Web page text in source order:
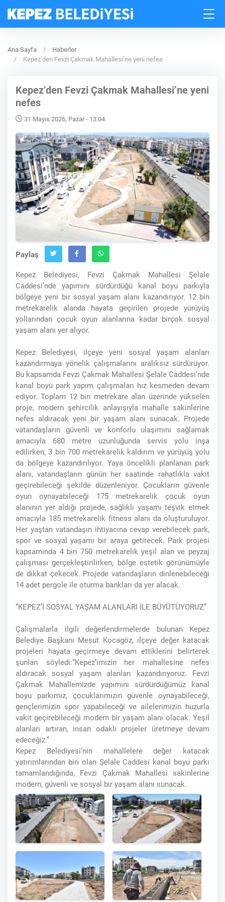
Ana Sayfa
Haberler
Kepez’den Fevzi Çakmak Mahallesi’ne yeni nefes
Kepez’den Fevzi Çakmak Mahallesi’ne yeni
nefes
31 Mayıs 2026, Pazar - 13:04
Paylaş
Kepez Belediyesi, Fevzi Çakmak Mahallesi Şelale
Caddesi’nde yapımını sürdürdüğü kanal boyu parkıyla
bölgeye yeni bir sosyal yaşam alanı kazandırıyor. 12 bin
metrekarelik alanda hayata geçirilen projede yürüyüş
yollarından çocuk oyun alanlarına kadar birçok sosyal
yaşam alanı yer alıyor.
Kepez Belediyesi, ilçeye yeni sosyal yaşam alanları
kazandırmaya yönelik çalışmalarını aralıksız sürdürüyor.
Bu kapsamda Fevzi Çakmak Mahallesi Şelale Caddesi’nde
kanal boyu park yapım çalışmaları hız kesmeden devam
ediyor. Toplam 12 bin metrekare alan üzerinde yükselen
proje, modern şehircilik anlayışıyla mahalle sakinlerine
nefes aldıracak yeni bir yaşam alanı sunacak. Projede
vatandaşların güvenli ve konforlu ulaşımını sağlamak
amacıyla 680 metre uzunluğunda servis yolu inşa
edilirken, 3 bin 700 metrekarelik kaldırım ve yürüyüş yolu
da bölgeye kazandırılıyor. Yaya öncelikli planlanan park
alanı, vatandaşların günün her saatinde rahatlıkla vakit
geçirebileceği şekilde düzenleniyor. Çocukların güvenle
oyun oynayabileceği 175 metrekarelik çocuk oyun
alanının yer aldığı projede, sağlıklı yaşamı teşvik etmek
amacıyla 185 metrekarelik fitness alanı da oluşturuluyor.
Her yaştan vatandaşın ihtiyacına cevap verebilecek park,
spor ve sosyal yaşamı bir araya getirecek. Park projesi
kapsamında 4 bin 750 metrekarelik yeşil alan ve peyzaj
çalışması gerçekleştirilirken, bölge estetik görünümüyle
de dikkat çekecek. Projede vatandaşların dinlenebileceği
14 adet pergole ile oturma bankları da yer alacak.
‘’KEPEZ’İ SOSYAL YAŞAM ALANLARI İLE BÜYÜTÜYORUZ’’
Çalışmalarla ilgili değerlendirmelerde bulunan Kepez
Belediye Başkanı Mesut Kocagöz, ilçeye değer katacak
projeleri hayata geçirmeye devam ettiklerini belirterek
şunları söyledi:“Kepez’imizin her mahallesine nefes
aldıracak sosyal yaşam alanları kazandırıyoruz. Fevzi
Çakmak Mahallemizde yapımını sürdürdüğümüz kanal
boyu parkımız, çocuklarımızın güvenle oynayabileceği,
gençlerimizin spor yapabileceği ve ailelerimizin huzurla
vakit geçirebileceği modern bir yaşam alanı olacak. Yeşil
alanları artıran, insan odaklı projeler üretmeye devam
edeceğiz.”
Kepez Belediyesi’nin mahallelere değer katacak
yatırımlarından biri olan Şelale Caddesi kanal boyu parkı
tamamlandığında, Fevzi Çakmak Mahallesi sakinlerine
modern, güvenli ve sosyal bir yaşam alanı sunacak.